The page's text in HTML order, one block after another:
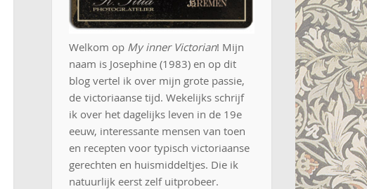
Welkom op My inner Victorian! Mijn
naam is Josephine (1983) en op dit
blog vertel ik over mijn grote passie,
de victoriaanse tijd. Wekelijks schrijf
ik over het dagelijks leven in de 19e
eeuw, interessante mensen van toen
en recepten voor typisch victoriaanse
gerechten en huismiddeltjes. Die ik
natuurlijk eerst zelf uitprobeer.